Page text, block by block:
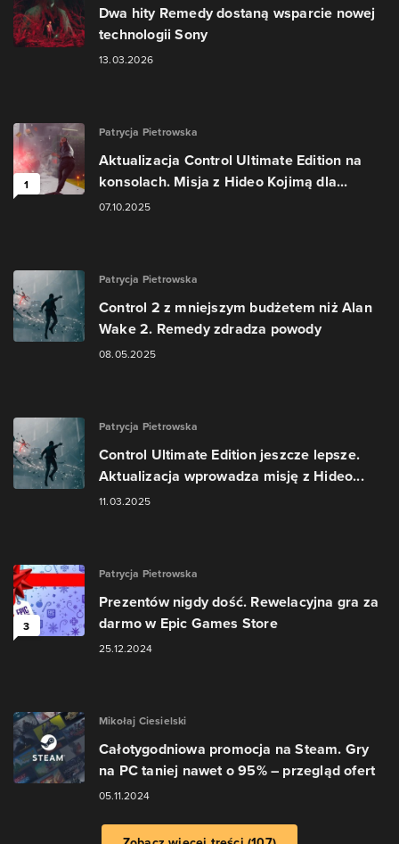
Dwa hity Remedy dostaną wsparcie nowej
technologii Sony
13.03.2026
1
Patrycja Pietrowska
Aktualizacja Control Ultimate Edition na
konsolach. Misja z Hideo Kojimą dla...
07.10.2025
Patrycja Pietrowska
Control 2 z mniejszym budżetem niż Alan
Wake 2. Remedy zdradza powody
08.05.2025
Patrycja Pietrowska
Control Ultimate Edition jeszcze lepsze.
Aktualizacja wprowadza misję z Hideo...
11.03.2025
3
Patrycja Pietrowska
Prezentów nigdy dość. Rewelacyjna gra za
darmo w Epic Games Store
25.12.2024
Mikołaj Ciesielski
Całotygodniowa promocja na Steam. Gry
na PC taniej nawet o 95% – przegląd ofert
05.11.2024